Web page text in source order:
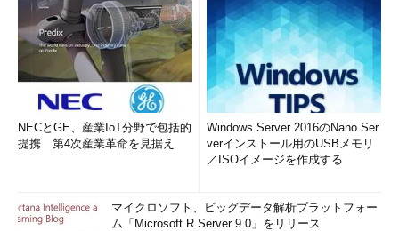
NECとGE、産業IoT分野で包括的
提携 第4次産業革命を見据え
Windows Server 2016のNano Ser
verインストール用のUSBメモリ
／ISOイメージを作成する
マイクロソフト、ビッグデータ解析プラットフォー
ム「Microsoft R Server 9.0」をリリース